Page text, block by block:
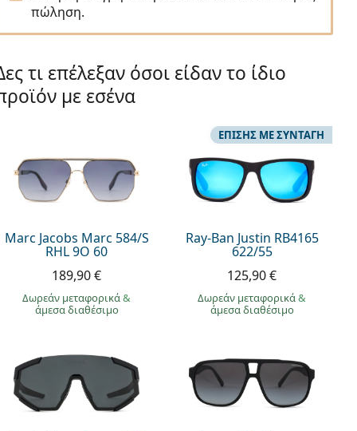
πώληση.
τι επέλεξαν όσοι είδαν το ίδιο
με εσένα
Marc Jacobs Marc 584/S
RHL 9O 60
189,90 €
Δωρεάν μεταφορικά&
άμεσα διαθέσιμο
Ray-Ban Justin RB4165
622/55
ΕΠΊΣΗΣ ΜΕ ΣΥΝΤΑΓΉ
125,90 €
Δωρεάν μεταφορικά&
άμεσα διαθέσιμο